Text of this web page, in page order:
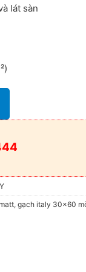
lát sàn
, gạch italy 30x60